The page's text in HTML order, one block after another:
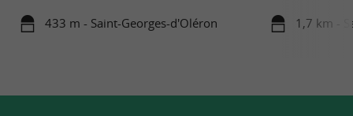
433 m - Saint-Georges-d'Oléron 1,7 km -